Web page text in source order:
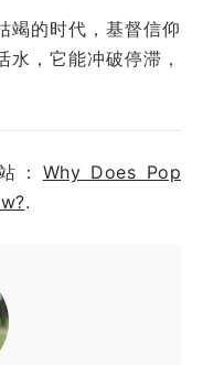
竭的时代，基督信仰
，它能冲破停滞，
： Why Does Pop
.